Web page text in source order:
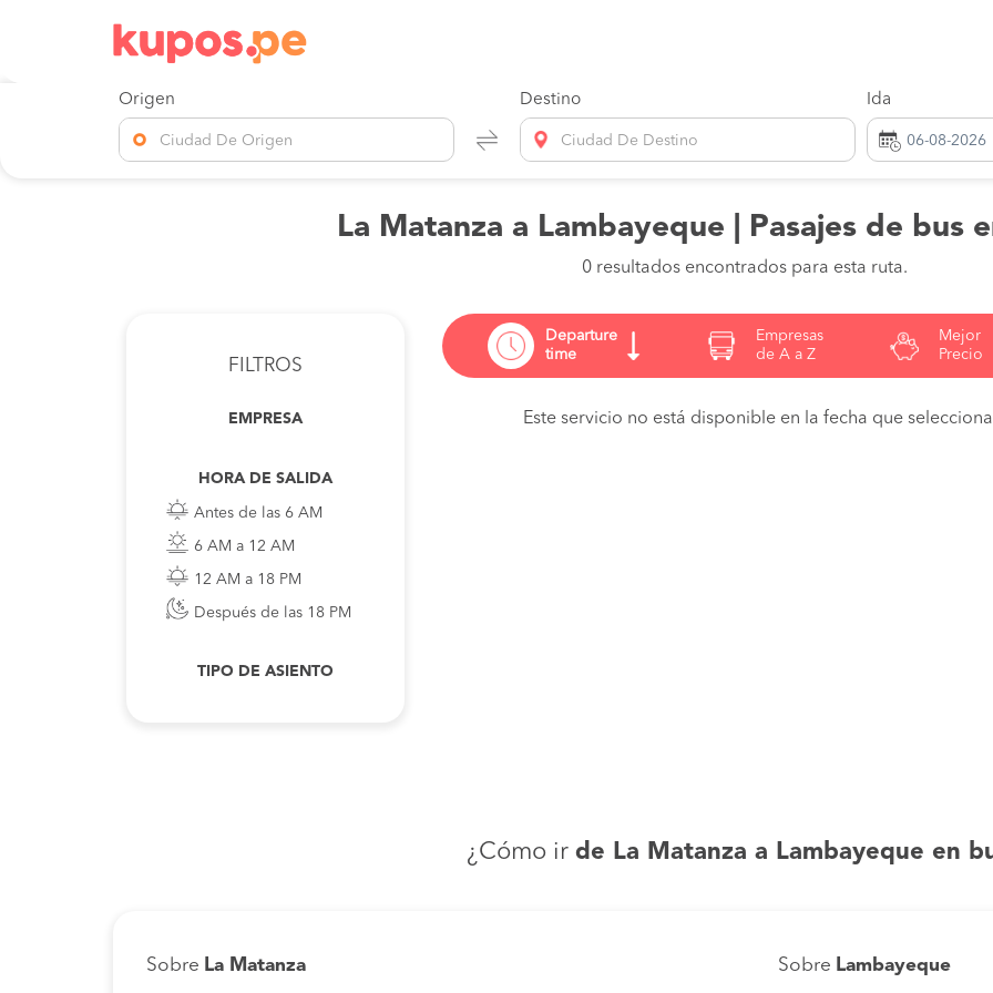
Origen
Ciudad De Origen
Destino
Ciudad De Destino
Ida
La Matanza a Lambayeque | Pasajes de bus
0 resultados encontrados para esta ruta.
FILTROS
EMPRESA
HORA DE SALIDA
Antes de las 6 AM
6 AM a 12 AM
12 AM a 18 PM
Después de las 18 PM
TIPO DE ASIENTO
Departure
time
Empresas
de A a Z
Mejor
Precio
Este servicio no está disponible en la fecha que
¿Cómo ir de La Matanza a Lambayeque en
Sobre La Matanza Sobre Lambayeque